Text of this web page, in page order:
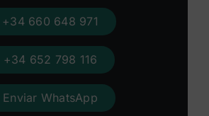
+34 660 648 971
+34 652 798 116
Enviar WhatsApp